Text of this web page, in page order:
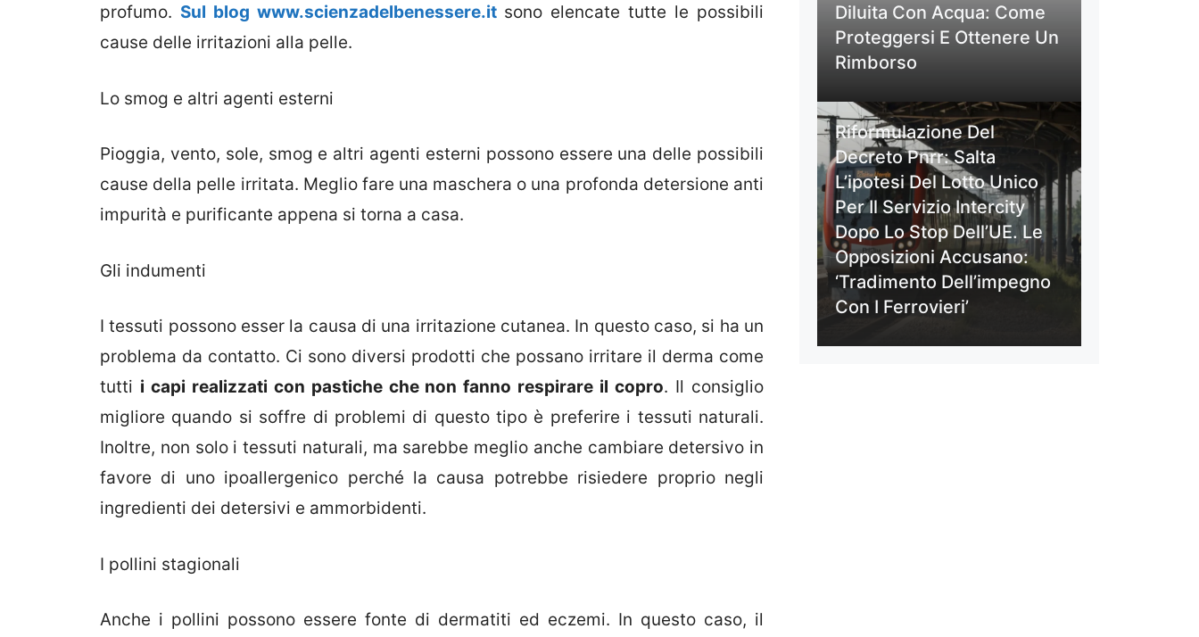
profumo. Sul blog www.scienzadelbenessere.it sono elencate tutte le possibili
cause delle irritazioni alla pelle.
Lo smog e altri agenti esterni
Pioggia, vento, sole, smog e altri agenti esterni possono essere una delle possibili
cause della pelle irritata. Meglio fare una maschera o una profonda detersione anti
impurità e purificante appena si torna a casa.
Gli indumenti
I tessuti possono esser la causa di una irritazione cutanea. In questo caso, si ha un
problema da contatto. Ci sono diversi prodotti che possano irritare il derma come
tutti i capi realizzati con pastiche che non fanno respirare il copro. Il consiglio
migliore quando si soffre di problemi di questo tipo è preferire i tessuti naturali.
Inoltre, non solo i tessuti naturali, ma sarebbe meglio anche cambiare detersivo in
favore di uno ipoallergenico perché la causa potrebbe risiedere proprio negli
ingredienti dei detersivi e ammorbidenti.
I pollini stagionali
Anche i pollini possono essere fonte di dermatiti ed eczemi. In questo caso, il
Diluita Con Acqua: Come
Proteggersi E Ottenere Un
Rimborso
Riformulazione Del
Decreto Pnrr: Salta
L’ipotesi Del Lotto Unico
Per Il Servizio Intercity
Dopo Lo Stop Dell’UE. Le
Opposizioni Accusano:
‘Tradimento Dell’impegno
Con I Ferrovieri’